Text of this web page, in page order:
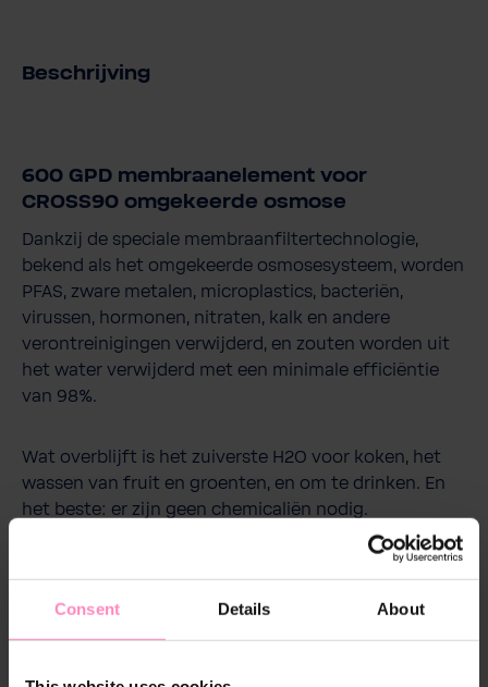
Consent Details About
Beschrijving
600 GPD membraanelement voor
CROSS90 omgekeerde osmose
Dankzij de speciale membraanfiltertechnologie,
bekend als het omgekeerde osmosesysteem, worden
PFAS, zware metalen, microplastics, bacteriën,
virussen, hormonen, nitraten, kalk en andere
verontreinigingen verwijderd, en zouten worden uit
het water verwijderd met een minimale efficiëntie
van 98%.
Wat overblijft is het zuiverste H2O voor koken, het
wassen van fruit en groenten, en om te drinken. En
het beste: er zijn geen chemicaliën nodig.
watervoorziening.
Filterwissel elke 24 maanden